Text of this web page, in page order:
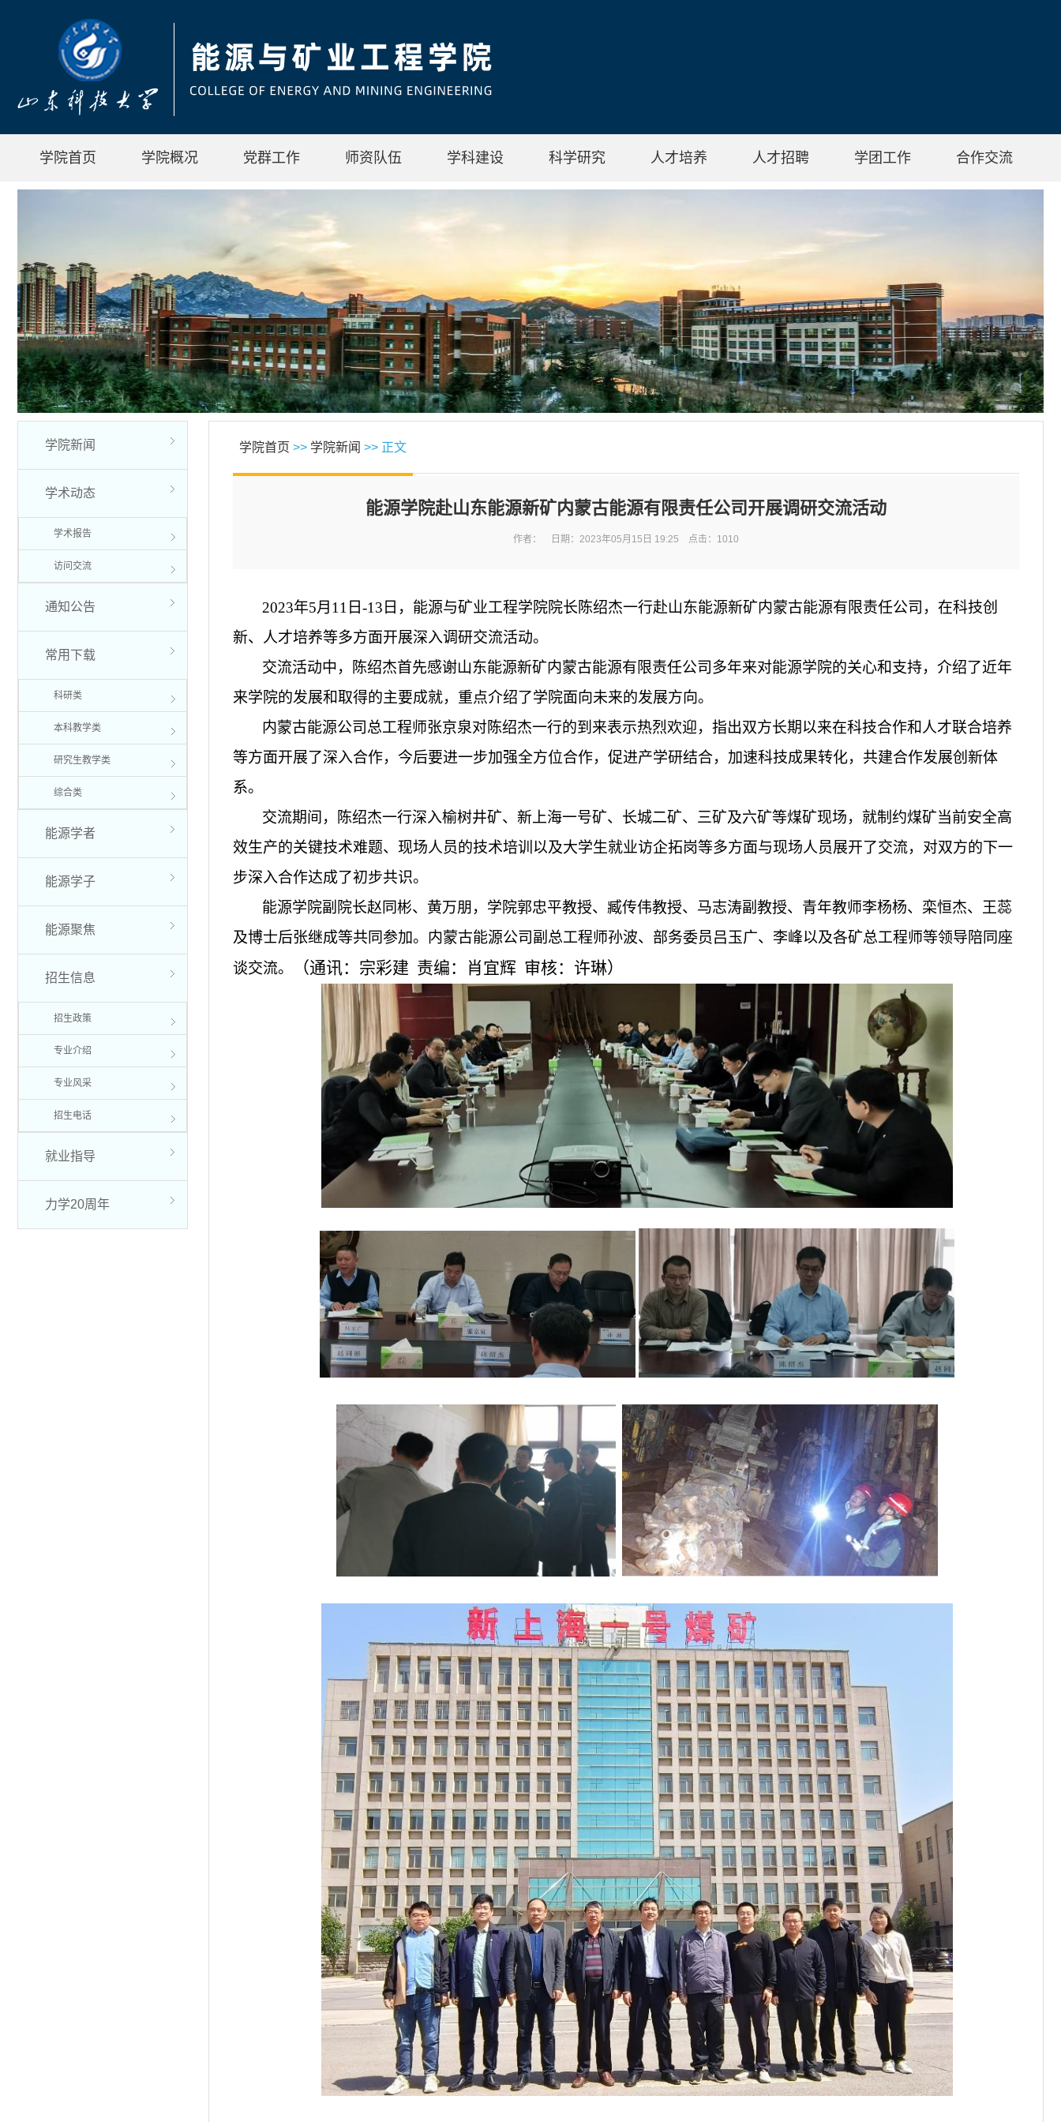
学院首页 学院概况 党群工作 师资队伍 学科建设 科学研究 人才培养 人才招聘 学团工作 合作交流
学院新闻
学术动态
学术报告
访问交流
通知公告
常用下载
科研类
本科教学类
研究生教学类
综合类
能源学者
能源学子
能源聚焦
招生信息
招生政策
专业介绍
专业风采
招生电话
就业指导
力学20周年
学院首页 >> 学院新闻 >> 正文
能源学院赴山东能源新矿内蒙古能源有限责任公司开展调研交流活动
作者： 日期：2023年05月15日 19:25 点击： 1010
2023年5月11日-13日，能源与矿业工程学院院长陈绍杰一行赴山东能源新矿内蒙古能源有限责任公司，在科技创
新、人才培养等多方面开展深入调研交流活动。
交流活动中，陈绍杰首先感谢山东能源新矿内蒙古能源有限责任公司多年来对能源学院的关心和支持，介绍了近年
来学院的发展和取得的主要成就，重点介绍了学院面向未来的发展方向。
内蒙古能源公司总工程师张京泉对陈绍杰一行的到来表示热烈欢迎，指出双方长期以来在科技合作和人才联合培养
等方面开展了深入合作，今后要进一步加强全方位合作，促进产学研结合，加速科技成果转化，共建合作发展创新体
系。
交流期间，陈绍杰一行深入榆树井矿、新上海一号矿、长城二矿、三矿及六矿等煤矿现场，就制约煤矿当前安全高
效生产的关键技术难题、现场人员的技术培训以及大学生就业访企拓岗等多方面与现场人员展开了交流，对双方的下一
步深入合作达成了初步共识。
能源学院副院长赵同彬、黄万朋，学院郭忠平教授、臧传伟教授、马志涛副教授、青年教师李杨杨、栾恒杰、王蕊
及博士后张继成等共同参加。内蒙古能源公司副总工程师孙波、部务委员吕玉广、李峰以及各矿总工程师等领导陪同座
谈交流。
（通讯： 宗彩建 责编：肖宜辉 审核：许琳）